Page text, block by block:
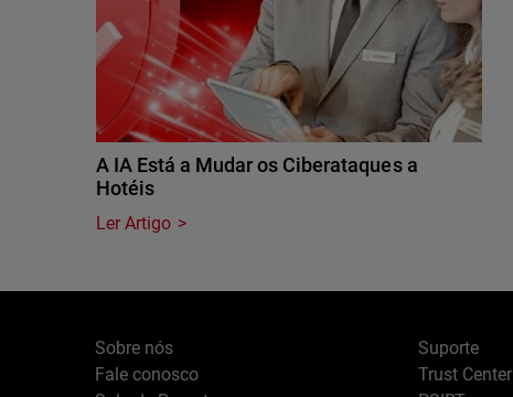
A IA Está a Mudar os Ciberataques a
Hotéis
Ler Artigo
Sobre nós
Fale conosco
Suporte
Trust Center